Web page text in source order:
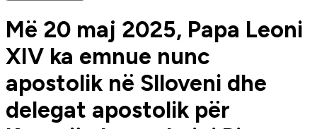
Më 20 maj 2025, Papa Leoni
XIV ka emnue nunc
apostolik në Slloveni dhe
delegat apostolik për